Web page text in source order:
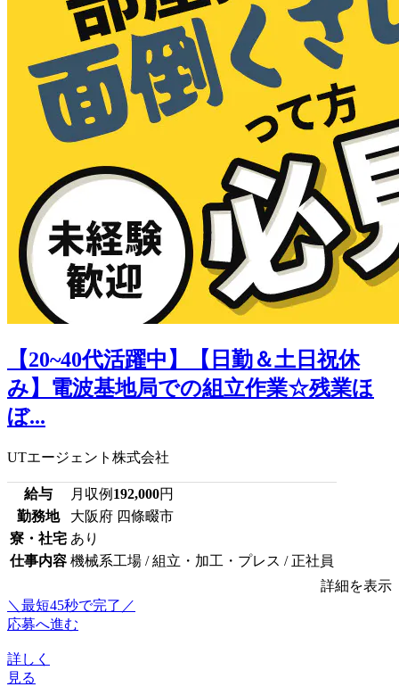
【20~40代活躍中】【日勤＆土日祝休
み】電波基地局での組立作業☆残業ほ
ぼ...
UTエージェント株式会社
給与 月収例 192,000円
勤務地
大阪府 四條畷市
寮・社宅 あり
仕事内容 機械系工場 / 組立・加工・プレス / 正社員
詳細を表示
＼最短45秒で完了／
応募へ進む
詳しく
見る